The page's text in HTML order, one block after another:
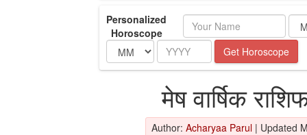
Personalized
Horoscope
Name
Month
Year Get Horoscope
मेष वार्षिक
Author: Acharyaa Parul | Updated